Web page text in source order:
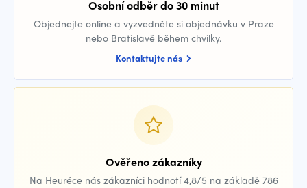
Osobní odběr do 30 minut
Objednejte online a vyzvedněte si objednávku v Praze
nebo Bratislavě během chvilky.
Kontaktujte nás
Ověřeno zákazníky
Na Heuréce nás zákazníci hodnotí 4,8/5 na základě 786